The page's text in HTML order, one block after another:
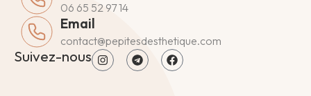
06 65 52 97 14
Email
contact@pepitesdesthetique.com
Suivez-nous